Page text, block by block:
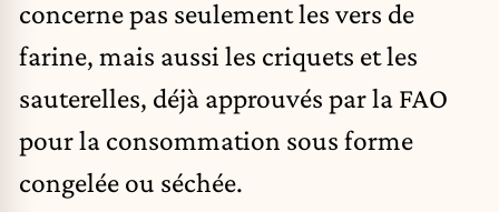
concerne pas seulement les vers de
farine, mais aussi les criquets et les
sauterelles, déjà approuvés par la FAO
pour la consommation sous forme
congelée ou séchée.